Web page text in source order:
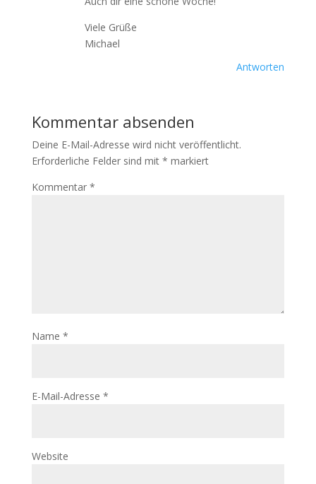
Viele Grüße
Michael
Antworten
Kommentar absenden
Deine E-Mail-Adresse wird nicht veröffentlicht.
Erforderliche Felder sind mit * markiert
Kommentar *
Name *
E-Mail-Adresse *
Website